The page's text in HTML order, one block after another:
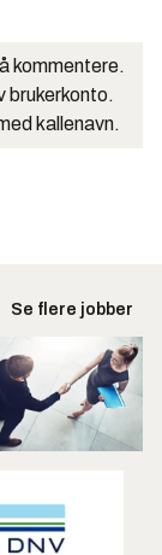
kommentere.
brukerkonto.
kallenavn.
Se flere jobber